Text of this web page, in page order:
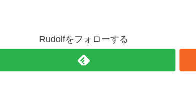
Rudolfをフォローする